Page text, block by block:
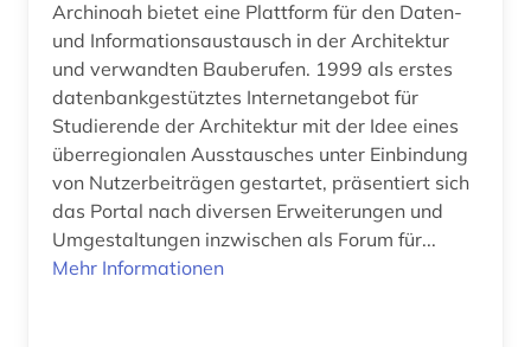
gebrauchsmusterrecht (1)
gebäude (4)
gebäudekunde (1)
gebäudelehre (1)
gedenkstätte (1)
gefahrstoff (1)
Archinoah bietet eine Plattform für den Daten-
und Informationsaustausch in der Architektur
und verwandten Bauberufen. 1999 als erstes
datenbankgestütztes Internetangebot für
Studierende der Architektur mit der Idee eines
überregionalen Ausstausches unter Einbindung
von Nutzerbeiträgen gestartet, präsentiert sich
das Portal nach diversen Erweiterungen und
Umgestaltungen inzwischen als Forum für...
Mehr Informationen